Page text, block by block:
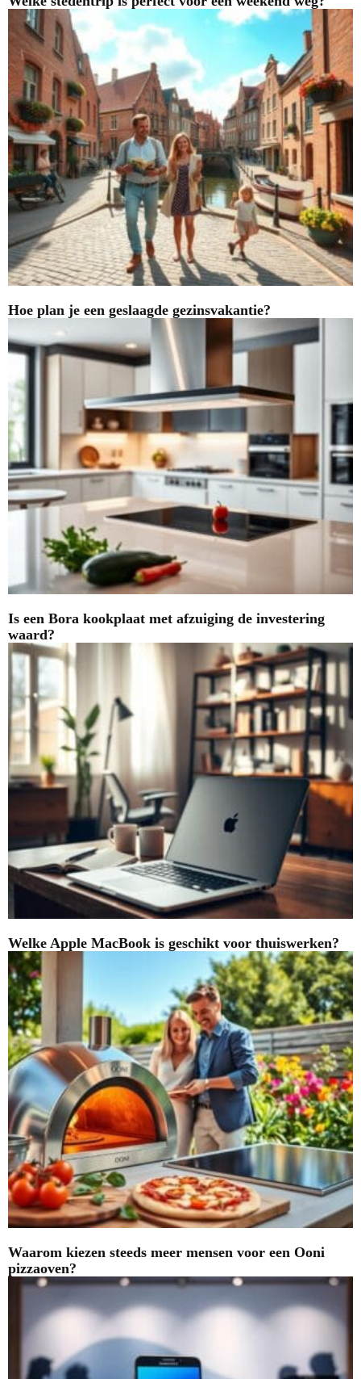
Hoe plan je een geslaagde gezinsvakantie?
Is een Bora kookplaat met afzuiging de investering
waard?
Welke Apple MacBook is geschikt voor thuiswerken?
Waarom kiezen steeds meer mensen voor een Ooni
pizzaoven?